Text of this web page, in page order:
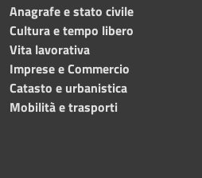
Anagrafe e stato civile
Cultura e tempo libero
Vita lavorativa
Imprese e Commercio
Catasto e urbanistica
Mobilità e trasporti